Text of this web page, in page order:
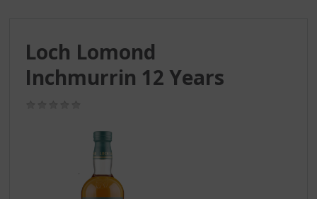
Loch Lomond
Inchmurrin 12 Years